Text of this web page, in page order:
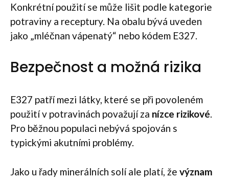
Konkrétní použití se může lišit podle kategorie
potraviny a receptury. Na obalu bývá uveden
jako „mléčnan vápenatý“ nebo kódem E327.
Bezpečnost a možná rizika
E327 patří mezi látky, které se při povoleném
použití v potravinách považují za nízce rizikové.
Pro běžnou populaci nebývá spojován s
typickými akutními problémy.
Jako u řady minerálních solí ale platí, že význam